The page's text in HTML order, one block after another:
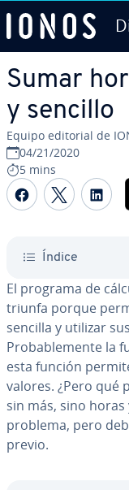
Sumar
y sencillo
Equipo editorial de
04/21/2020
5 mins
Compartir
Índice
El programa de
triunfa porque
sencilla y utilizar sus
Pro­ba­ble­me­n­te la
esta función
valores. ¿Pero qué
sin más, sino
problema, pero
previo.